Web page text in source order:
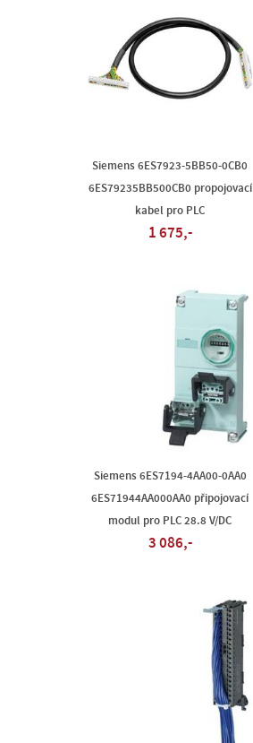
Siemens 6ES7923-5BB50-0CB0
6ES79235BB500CB0 propojovací
kabel pro PLC
1 675,-
Siemens 6ES7194-4AA00-0AA0
6ES71944AA000AA0 připojovací
modul pro PLC 28.8 V/DC
3 086,-